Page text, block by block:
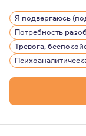
Меня зовут
Я помогаю
Чтобы
Ко мне
Я подвергаюсь
Тревога,